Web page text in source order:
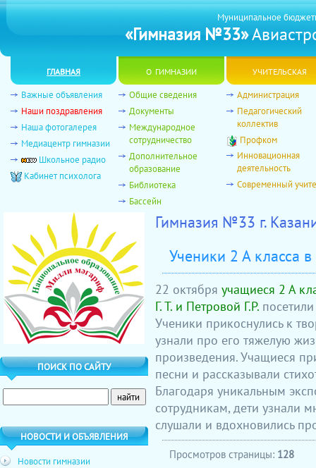
Муниципальное
«Гимназия №33»
главная о гимназии учительская
Важные объявления
Наши поздравления
Наша фотогалерея
Медиацентр гимназии
Школьное радио
Кабинет психолога
Общие сведения
Документы
Международное
сотрудничество
Дополнительное
образование
Библиотека
Бассейн
Администрация
Педагогический
коллектив
Профком
Инновационная
деятельность
Современный
ПОИСК ПО САЙТУ
НОВОСТИ И ОБЪЯВЛЕНИЯ
Новости гимназии
Гимназия №33 г.
Ученики 2 А класса
22 октября учащиеся 2 А
Г. Т. и Петровой Г.Р.
Ученики прикоснулись к
узнали про его тяжелую
произведения. Учащиеся
песни и рассказывали
Благодаря уникальным
сотрудникам, дети узнали
слушали и вдохновились
Просмотров страницы: 128